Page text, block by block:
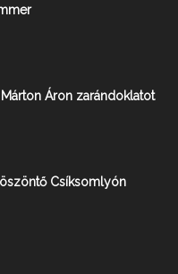
Áron zarándoklatot
Csíksomlyón